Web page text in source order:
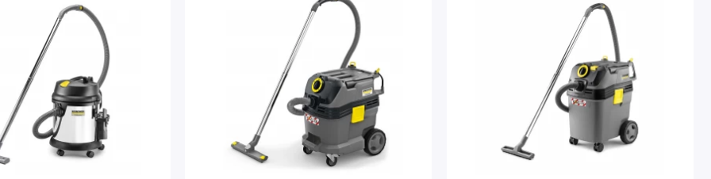
силы всасывания.
контейнер с отбойником, защищающим аппарат от ударов и крепкими металлическими колесами,
на стройплощадках. Управление пылесосом отличается простотой и удобством: режимы работы удобно
систему защиты от переполнения.
удобно храниться в специальных отсеках на корпусе пылесоса. В стандартную комплектацию входят: